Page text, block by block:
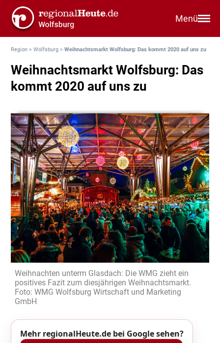
Menü
Region >Wolfsburg >Weihnachtsmarkt Wolfsburg: Das kommt 2020 auf uns zu
Weihnachtsmarkt Wolfsburg: Das
kommt 2020 auf uns zu
Weihnachten unterm Glasdach: Die WMG zieht ein
positives Fazit zum diesjährigen Weihnachtsmarkt.
Foto: WMG Wolfsburg Wirtschaft und Marketing
GmbH
Mehr regionalHeute.de bei Google sehen?